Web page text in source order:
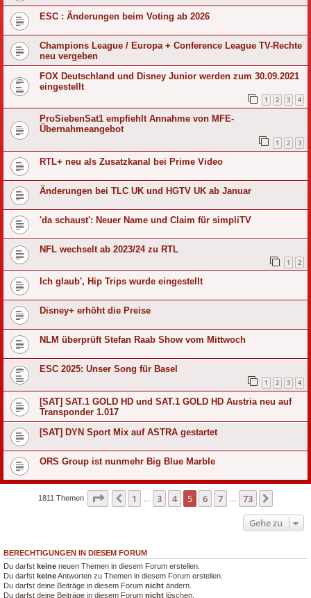
ESC : Änderungen beim Voting ab 2026
Champions League / Europa + Conference League TV-Rechte
neu vergeben
FOX Deutschland und Disney Junior werden zum 30.09.2021
eingestellt
1 2 3 4
ProSiebenSat1 empfiehlt Annahme von MFE-
Übernahmeangebot
1 2 3
RTL+ neu als Zusatzkanal bei Prime Video
Änderungen bei TLC UK und HGTV UK ab Januar
'da schaust': Neuer Name und Claim für simpliTV
NFL wechselt ab 2023/24 zu RTL
1 2
Ich glaub', Hip Trips wurde eingestellt
Disney+ erhöht die Preise
NLM überprüft Stefan Raab Show vom Mittwoch
ESC 2025: Unser Song für Basel
1 2 3 4
[SAT] SAT.1 GOLD HD und SAT.1 GOLD HD Austria neu auf
Transponder 1.017
[SAT] DYN Sport Mix auf ASTRA gestartet
ORS Group ist nunmehr Big Blue Marble
1811 Themen Seite von 73
Vorherige
1 3 4 5 6 7 73
Gehe zu
BERECHTIGUNGEN IN DIESEM FORUM
Du darfst keine neuen Themen in diesem Forum erstellen.
Du darfst keineAntworten zu Themen in diesem Forum erstellen.
Du darfst deine Beiträge in diesem Forum nicht ändern.
Du darfst deine Beiträge in diesem Forum nicht löschen.